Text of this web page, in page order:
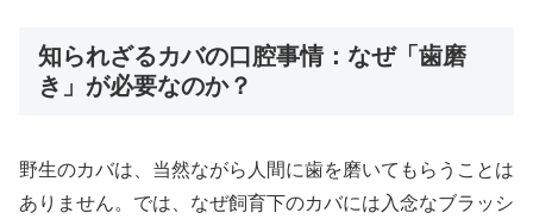
知られざるカバの口腔事情：なぜ「歯磨
き」が必要なのか？
野生のカバは、当然ながら人間に歯を磨いてもらうことは
ありません。では、なぜ飼育下のカバには入念なブラッシ